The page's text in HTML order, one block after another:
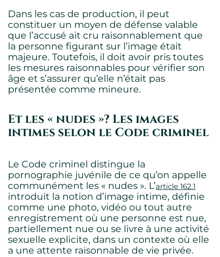
Dans les cas de production, il peut
constituer un moyen de défense valable
que l’accusé ait cru raisonnablement que
la personne figurant sur l’image était
majeure. Toutefois, il doit avoir pris toutes
les mesures raisonnables pour vérifier son
âge et s’assurer qu’elle n’était pas
présentée comme mineure.
Et les « nudes »? Les images
intimes selon le Code criminel
Le Code criminel distingue la
pornographie juvénile de ce qu’on appelle
communément les « nudes ». L’article 162.1
introduit la notion d’image intime, définie
comme une photo, vidéo ou tout autre
enregistrement où une personne est nue,
partiellement nue ou se livre à une activité
sexuelle explicite, dans un contexte où elle
a une attente raisonnable de vie privée.